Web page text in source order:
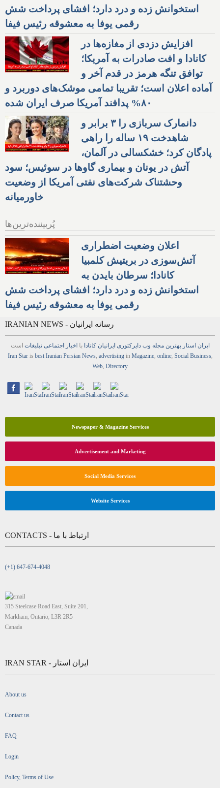
استخوانش زده و درد دارد؛ افشای پرداخت شش
رقمی یوفا به معشوقه رئیس فیفا
افزایش دزدی از مغازه‌ها در
کانادا و افت صادرات به آمریکا؛
توافق تنگه هرمز در قدم آخر و
آماده اعلان است؛ تقریبا تمامی موشک‌های دوربرد و
۸۰% پدافند آمریکا صرف ایران شده
دانمارک سربازی را ۳ برابر و
شاهدخت ۱۹ ساله را راهی
پادگان کرد؛ خشکسالی در آلمان،
آتش در یونان و بیماری گاوها در سوئیس؛ سود
وحشتناک شرکت‌های نفتی آمریکا از وضعیت
خاورمیانه
پُربیننده‌ترین‌ها
اعلان وضعیت اضطراری
آتش‌سوزی در بریتیش کلمبیا
کانادا؛ سرطان بایدن به
استخوانش زده و درد دارد؛ افشای پرداخت شش
رقمی یوفا به معشوقه رئیس فیفا
IRANIAN NEWS - رسانه ایرانیان
ایران استار بهترین مجله وب دایرکتوری ایرانیان کانادا بااخبار اجتماعی تبلیغات است
Iran Staris best Iranian Persian News, advertisingin Magazine, online, Social Business,
Web Directory
Newspaper & Magazine Services
Advertisement and Marketing
Social Media Services
Website Services
CONTACTS - ارتباط با ما
(+1) 647-674-4048
315 Steelcase Road East, Suite 201,
Markham, Ontario, L3R 2R5
Canada
IRAN STAR - ایران استار
About us
Contact us
FAQ
Login
Policy, Terms of Use